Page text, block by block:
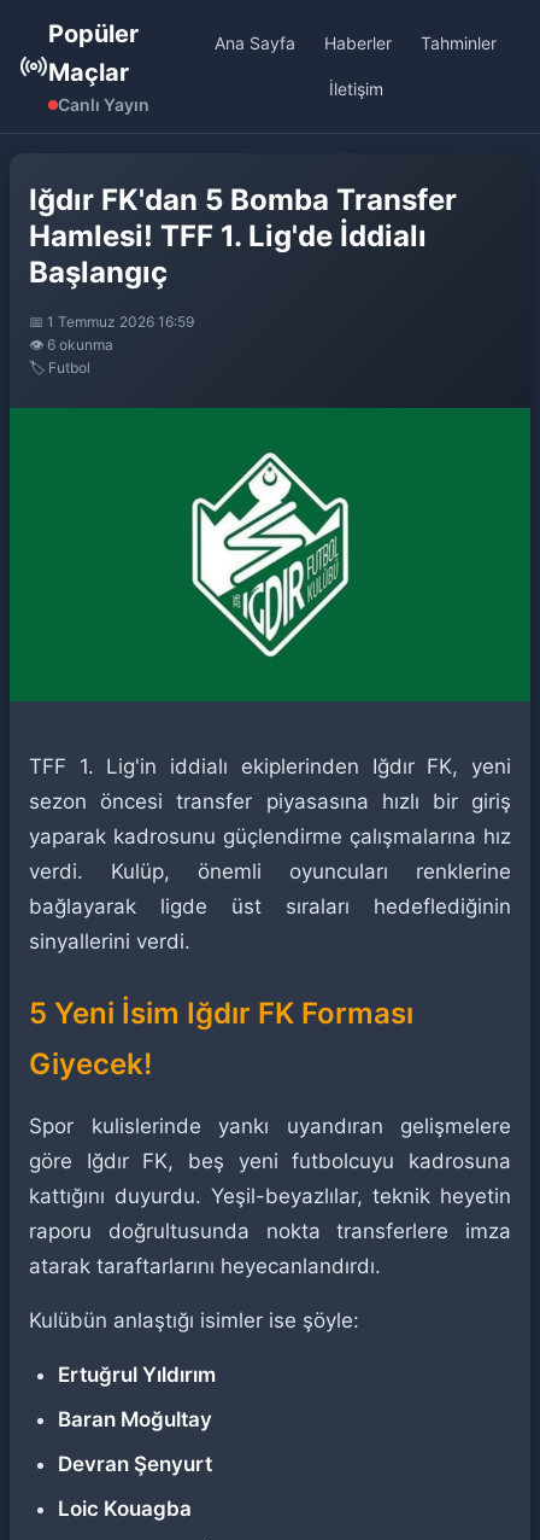
Popüler
Maçlar
Canlı Yayın
Ana Sayfa Haberler Tahminler
İletişim
Iğdır FK'dan 5 Bomba Transfer
Hamlesi! TFF 1. Lig'de İddialı
Başlangıç
📅 1 Temmuz 2026 16:59
👁️ 6 okunma
🏷️ Futbol
TFF 1. Lig'in iddialı ekiplerinden Iğdır FK, yeni
sezon öncesi transfer piyasasına hızlı bir giriş
yaparak kadrosunu güçlendirme çalışmalarına hız
verdi. Kulüp, önemli oyuncuları renklerine
bağlayarak ligde üst sıraları hedeflediğinin
sinyallerini verdi.
5 Yeni İsim Iğdır FK Forması
Giyecek!
Spor kulislerinde yankı uyandıran gelişmelere
göre Iğdır FK, beş yeni futbolcuyu kadrosuna
kattığını duyurdu. Yeşil-beyazlılar, teknik heyetin
raporu doğrultusunda nokta transferlere imza
atarak taraftarlarını heyecanlandırdı.
Kulübün anlaştığı isimler ise şöyle:
Ertuğrul Yıldırım
Baran Moğultay
Devran Şenyurt
Loic Kouagba